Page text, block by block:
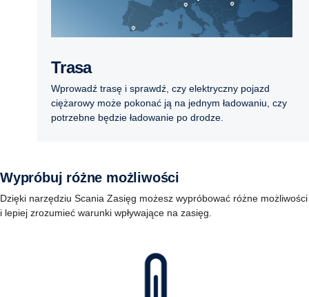
Trasa
Wprowadź trasę i sprawdź, czy elektryczny pojazd
ciężarowy może pokonać ją na jednym ładowaniu, czy
potrzebne będzie ładowanie po drodze.
Wypróbuj różne możliwości
Dzięki narzędziu Scania Zasięg możesz wypróbować różne możliwości
i lepiej zrozumieć warunki wpływające na zasięg.